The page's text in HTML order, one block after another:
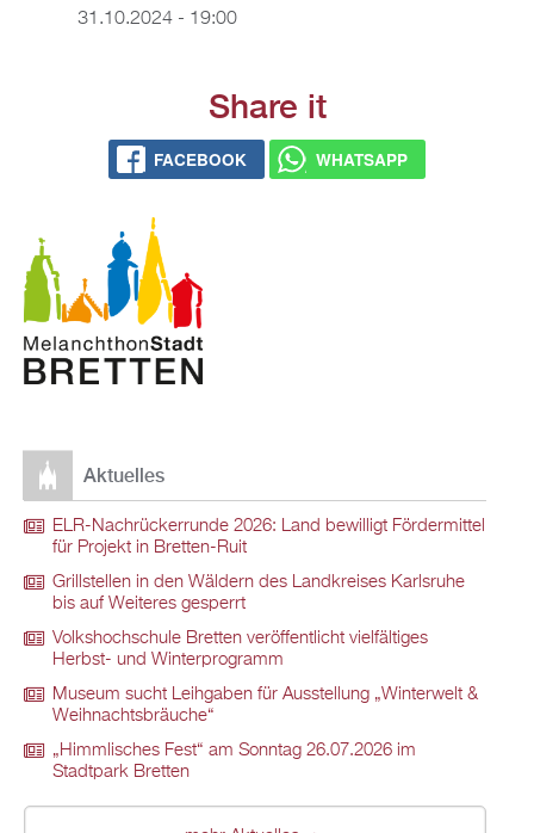
31.10.2024 - 19:00
Share it
FACEBOOK WHATSAPP
Aktuelles
ELR-Nachrückerrunde 2026: Land bewilligt Fördermittel
für Projekt in Bretten-Ruit
Grillstellen in den Wäldern des Landkreises Karlsruhe
bis auf Weiteres gesperrt
Volkshochschule Bretten veröffentlicht vielfältiges
Herbst- und Winterprogramm
Museum sucht Leihgaben für Ausstellung „Winterwelt &
Weihnachtsbräuche“
„Himmlisches Fest“ am Sonntag 26.07.2026 im
Stadtpark Bretten